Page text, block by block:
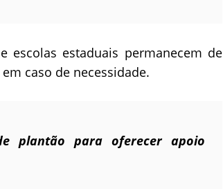
escolas estaduais permanecem de
caso de necessidade.
plantão para oferecer apoio